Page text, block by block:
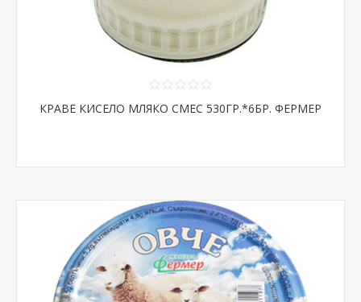
КРАВЕ КИСЕЛО МЛЯКО СМЕС 530ГР.*6БР. ФЕРМЕР